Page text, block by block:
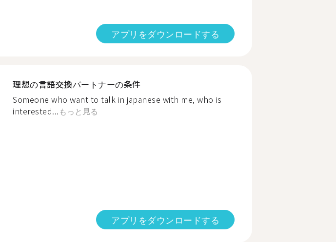
アプリをダウンロードする
理想の言語交換パートナーの条件
Someone who want to talk in japanese with me, who is
interested... もっと見る
アプリをダウンロードする